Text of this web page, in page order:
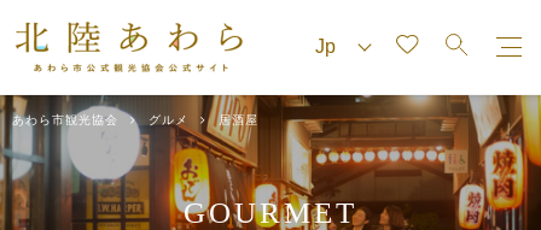
あわら市観光協会 グルメ 居酒屋
GOURMET